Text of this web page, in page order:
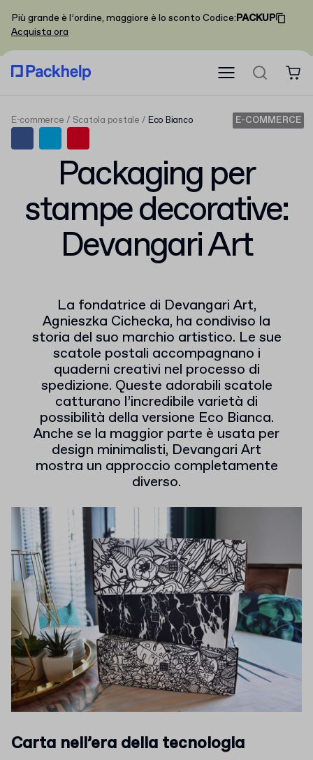
Più grande è l’ordine, maggiore è lo sconto Codice:PACKUP
Acquista ora
Packaging per
stampe decorative:
Devangari Art
E-commerce Scatola postale Eco Bianco E-COMMERCE
La fondatrice di Devangari Art,
Agnieszka Cichecka, ha condiviso la
storia del suo marchio artistico. Le sue
scatole postali accompagnano i
quaderni creativi nel processo di
spedizione. Queste adorabili scatole
catturano l’incredibile varietà di
possibilità della versione Eco Bianca.
Anche se la maggior parte è usata per
design minimalisti, Devangari Art
mostra un approccio completamente
diverso.
Carta nell’era della tecnologia